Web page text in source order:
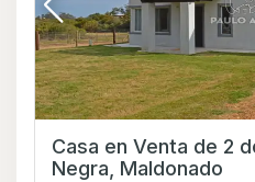
Casa en Venta de 2
Negra, Maldonado